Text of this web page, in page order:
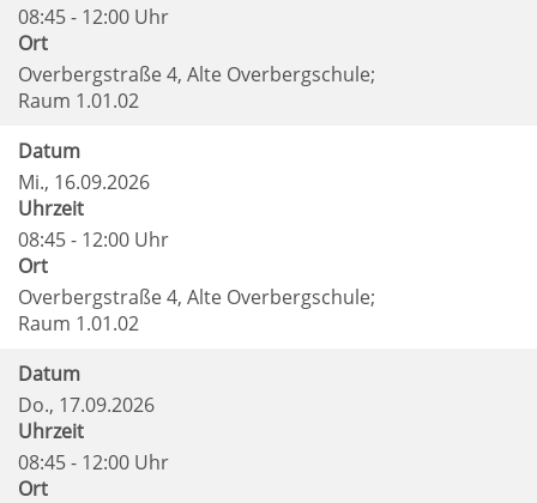
08:45 - 12:00 Uhr
Ort
Overbergstraße 4, Alte Overbergschule;
Raum 1.01.02
Datum
Mi., 16.09.2026
Uhrzeit
08:45 - 12:00 Uhr
Ort
Overbergstraße 4, Alte Overbergschule;
Raum 1.01.02
Datum
Do., 17.09.2026
Uhrzeit
08:45 - 12:00 Uhr
Ort